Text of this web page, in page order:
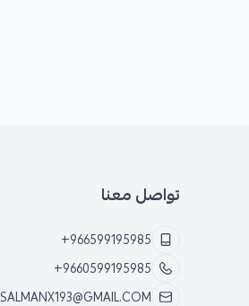
تواصل معنا
+966599195985
+9660599195985
SALMANX193@GMAIL.COM